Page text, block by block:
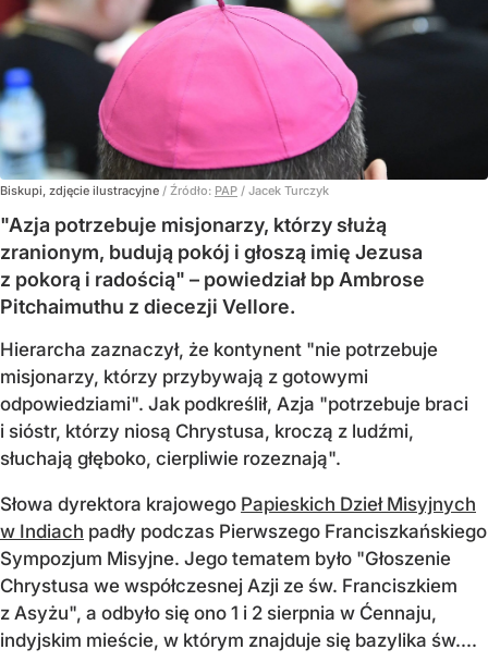
Biskupi, zdjęcie ilustracyjne / Źródło: PAP / Jacek Turczyk
"Azja potrzebuje misjonarzy, którzy służą
zranionym, budują pokój i głoszą imię Jezusa
z pokorą i radością" – powiedział bp Ambrose
Pitchaimuthu z diecezji Vellore.
Hierarcha zaznaczył, że kontynent "nie potrzebuje
misjonarzy, którzy przybywają z gotowymi
odpowiedziami". Jak podkreślił, Azja "potrzebuje braci
i sióstr, którzy niosą Chrystusa, kroczą z ludźmi,
słuchają głęboko, cierpliwie rozeznają".
Słowa dyrektora krajowego Papieskich Dzieł Misyjnych
w Indiach padły podczas Pierwszego Franciszkańskiego
Sympozjum Misyjne. Jego tematem było "Głoszenie
Chrystusa we współczesnej Azji ze św. Franciszkiem
z Asyżu", a odbyło się ono 1 i 2 sierpnia w Ćennaju,
indyjskim mieście, w którym znajduje się bazylika św....